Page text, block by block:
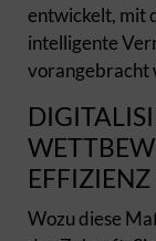
entwickelt, mit
intelligente
vorangebracht
Wozu diese